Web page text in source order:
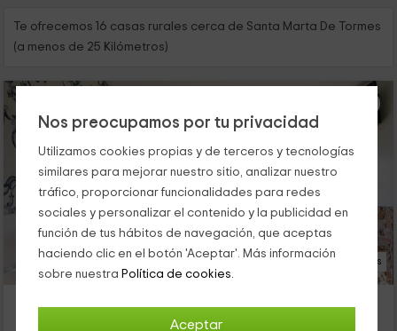
Nos preocupamos por tu privacidad
Utilizamos cookies propias y de terceros y tecnologías
similares para mejorar nuestro sitio, analizar nuestro
tráfico, proporcionar funcionalidades para redes
sociales y personalizar el contenido y la publicidad en
función de tus hábitos de navegación, que aceptas
haciendo clic en el botón 'Aceptar'. Más información
sobre nuestra Política de cookies.
Aceptar
Te ofrecemos 16 casas rurales cerca de Santa Marta De Tormes
(a menos de 25 Kilómetros)
20 Fotos
Alojamiento ubicado a 2.5km de Santa Marta De Tormes